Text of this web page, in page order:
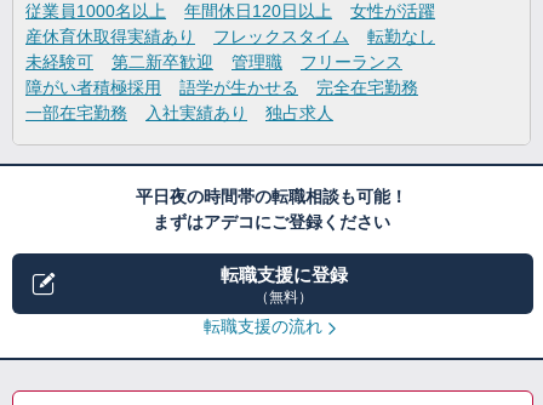
従業員1000名以上
年間休日120日以上
女性が活躍
産休育休取得実績あり
フレックスタイム
転勤なし
未経験可
第二新卒歓迎 管理職
フリーランス
障がい者積極採用
語学が生かせる
完全在宅勤務
一部在宅勤務
入社実績あり 独占求人
平日夜の時間帯の転職相談も可能！
まずはアデコにご登録ください
転職支援に登録
（無料）
転職支援の流れ